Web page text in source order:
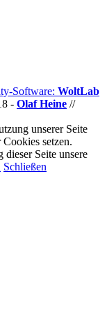
Software: WoltLab
- Olaf Heine //
unserer Seite
setzen.
Seite unsere
Schließen